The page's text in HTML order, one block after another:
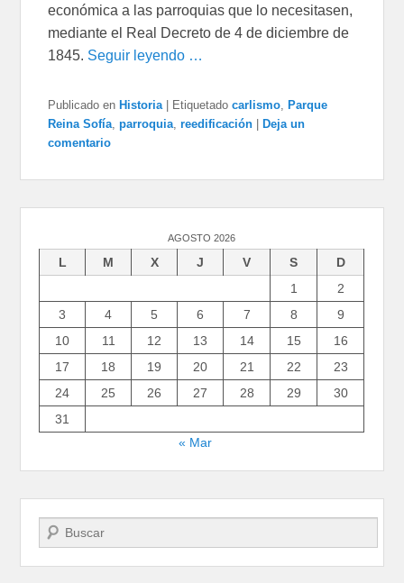
económica a las parroquias que lo necesitasen,
mediante el Real Decreto de 4 de diciembre de
1845. Seguir leyendo …
Publicado en Historia Etiquetado carlismo
Parque
Reina Sofía ,parroquia ,reedificación
Deja un
comentario
AGOSTO 2026
L M X J V S
D
1
2
3
4 5 6 7 8
9
10
11 12 13 14 15
16
17
18 19 20 21 22
23
24
25 26 27 28 29
30
31
« Mar
Buscar